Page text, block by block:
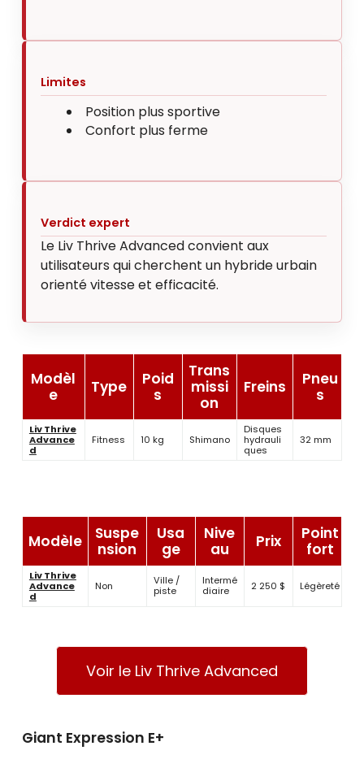
Limites
Position plus sportive
Confort plus ferme
Verdict expert
Le Liv Thrive Advanced convient aux
utilisateurs qui cherchent un hybride urbain
orienté vitesse et efficacité.
Modèl
e
Type
Poid
s
Trans
missi
on
Freins
Pneu
s
Liv Thrive
Advance
d
Fitness 10 kg Shimano
Disques
hydrauli
ques
32 mm
Modèle
Suspe
nsion
Usa
ge
Nive
au
Prix
Point
fort
Liv Thrive
Advance
d
Non
Ville /
piste
Intermé
diaire
2 250 $ Légèreté
Voir le Liv Thrive Advanced
Giant Expression E+